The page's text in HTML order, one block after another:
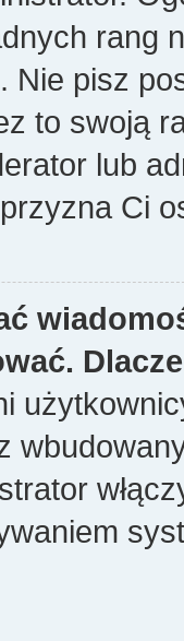
rang
Nie pisz
to swoją
lub
Ci